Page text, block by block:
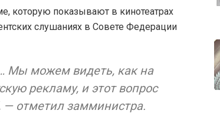
которую показывают в кинотеатрах
слушаниях в Совете Федерации
Мы можем видеть, как на
рекламу, и этот вопрос
— отметил замминистра.